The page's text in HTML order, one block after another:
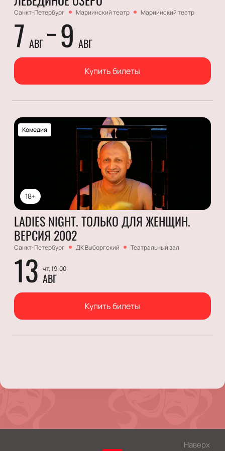
Санкт-Петербург Мариинский театр Мариинский театр
7 АВГ 9 АВГ
Купить билеты
18+
Комедия
LADIES NIGHT. ТОЛЬКО ДЛЯ ЖЕНЩИН.
ВЕРСИЯ 2002
Санкт-Петербург ДК Выборгский Театральный зал
13 чт, 19:00
АВГ
Купить билеты
Наверх